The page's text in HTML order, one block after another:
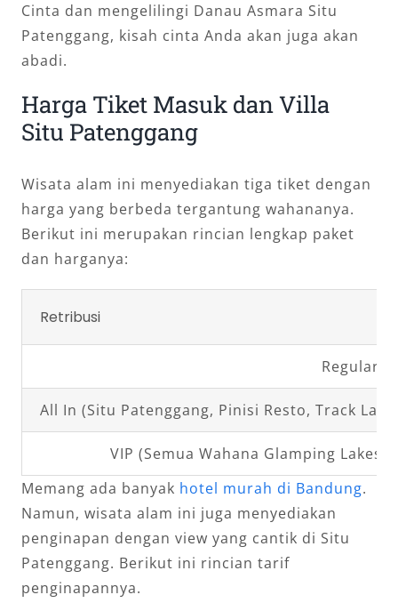
Cinta dan mengelilingi Danau Asmara Situ
Patenggang, kisah cinta Anda akan juga akan
abadi.
Harga Tiket Masuk dan Villa
Situ Patenggang
Wisata alam ini menyediakan tiga tiket dengan
harga yang berbeda tergantung wahananya.
Berikut ini merupakan rincian lengkap paket
dan harganya:
Retribusi
Regular
All In (Situ Patenggang, Pinisi Resto, Track
VIP (Semua Wahana Glamping
Memang ada banyak hotel murah di Bandung.
Namun, wisata alam ini juga menyediakan
penginapan dengan view yang cantik di Situ
Patenggang. Berikut ini rincian tarif
penginapannya.